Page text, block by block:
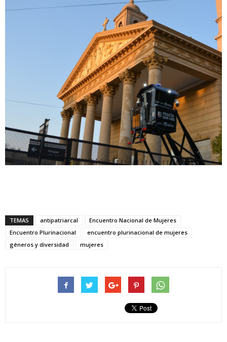
TEMAS antipatriarcal
Encuentro Nacional de Mujeres
Encuentro Plurinacional
encuentro plurinacional de mujeres
géneros y diversidad
mujeres